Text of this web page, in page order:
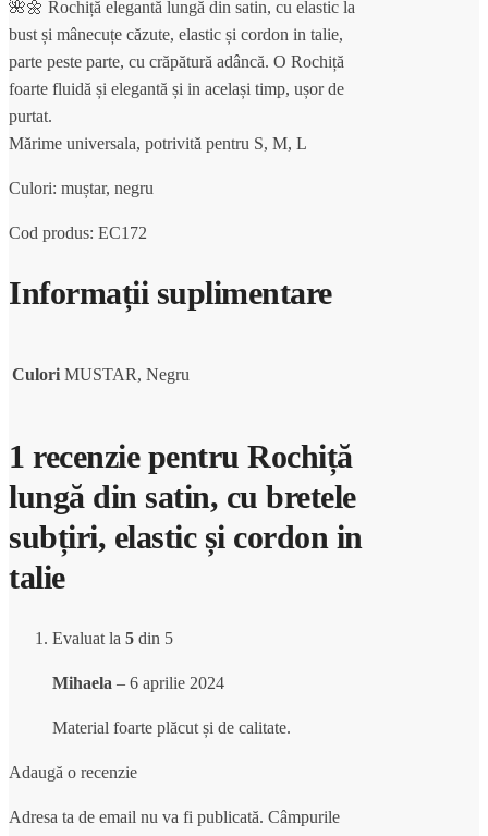
🌺🌼 Rochiță elegantă lungă din satin, cu elastic la
bust și mânecuțe căzute, elastic și cordon in talie,
parte peste parte, cu crăpătură adâncă. O Rochiță
foarte fluidă și elegantă și in același timp, ușor de
purtat.
Mărime universala, potrivită pentru S, M, L
Culori: muștar, negru
Cod produs: EC172
Informații suplimentare
Culori MUSTAR, Negru
1 recenzie pentru Rochiță
lungă din satin, cu bretele
subțiri, elastic și cordon in
talie
Evaluat la 5 din 5
Mihaela – 6 aprilie 2024
Material foarte plăcut și de calitate.
Adaugă o recenzie
Adresa ta de email nu va fi publicată. Câmpurile